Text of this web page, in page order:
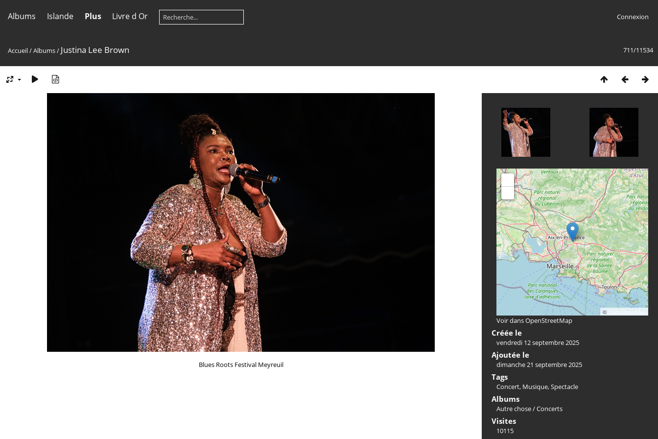
Albums Islande Plus Livre d Or Connexion
711/11534
Accueil/Albums/ Justina Lee Brown
Blues Roots Festival Meyreuil
© OpenStreetMap
Voir dans OpenStreetMap
Créée le
vendredi 12 septembre 2025
Ajoutée le
dimanche 21 septembre 2025
Tags
Concert, Musique,Spectacle
Albums
Autre chose/Concerts
Visites
10115